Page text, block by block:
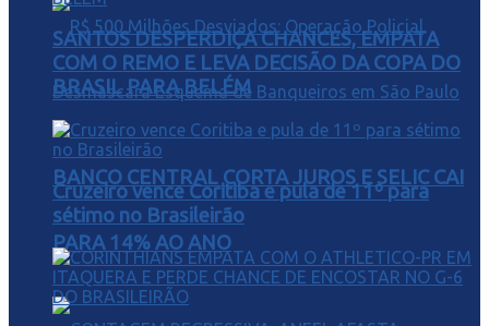
BANCO CENTRAL CORTA JUROS E SELIC CAI
PARA 14% AO ANO
SANTOS DESPERDIÇA CHANCES, EMPATA
COM O REMO E LEVA DECISÃO DA COPA DO
BRASIL PARA BELÉM
Cruzeiro vence Coritiba e pula de 11º para
sétimo no Brasileirão